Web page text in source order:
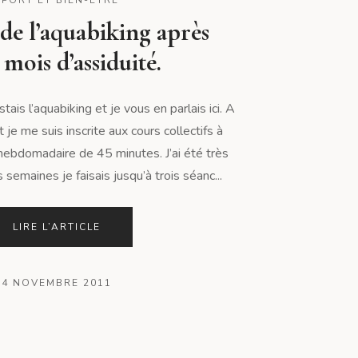
l’aquabiking après
d’assiduité.
l’aquabiking et je vous en parlais ici. A
je me suis inscrite aux cours collectifs à
de 45 minutes. J’ai été très
je faisais jusqu’à trois séanc...
LIRE L’ARTICLE
4 NOVEMBRE 2011